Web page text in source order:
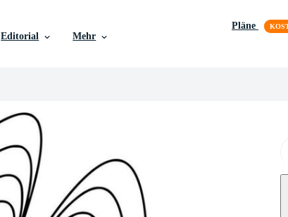
Editorial Mehr
Pläne